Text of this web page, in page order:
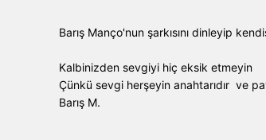
Barış Manço'nun şarkısını dinleyip
Kalbinizden sevgiyi hiç eksik etmeyin
Çünkü sevgi herşeyin anahtarıdır ve
Barış M.